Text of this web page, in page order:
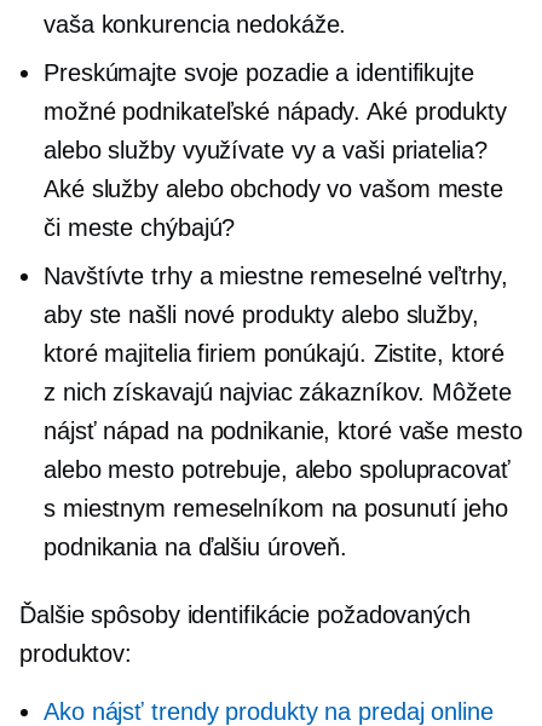
vaša konkurencia nedokáže.
Preskúmajte svoje pozadie a identifikujte
možné podnikateľské nápady. Aké produkty
alebo služby využívate vy a vaši priatelia?
Aké služby alebo obchody vo vašom meste
či meste chýbajú?
Navštívte trhy a miestne remeselné veľtrhy,
aby ste našli nové produkty alebo služby,
ktoré majitelia firiem ponúkajú. Zistite, ktoré
z nich získavajú najviac zákazníkov. Môžete
nájsť nápad na podnikanie, ktoré vaše mesto
alebo mesto potrebuje, alebo spolupracovať
s miestnym remeselníkom na posunutí jeho
podnikania na ďalšiu úroveň.
Ďalšie spôsoby identifikácie požadovaných
produktov:
Ako nájsť trendy produkty na predaj online